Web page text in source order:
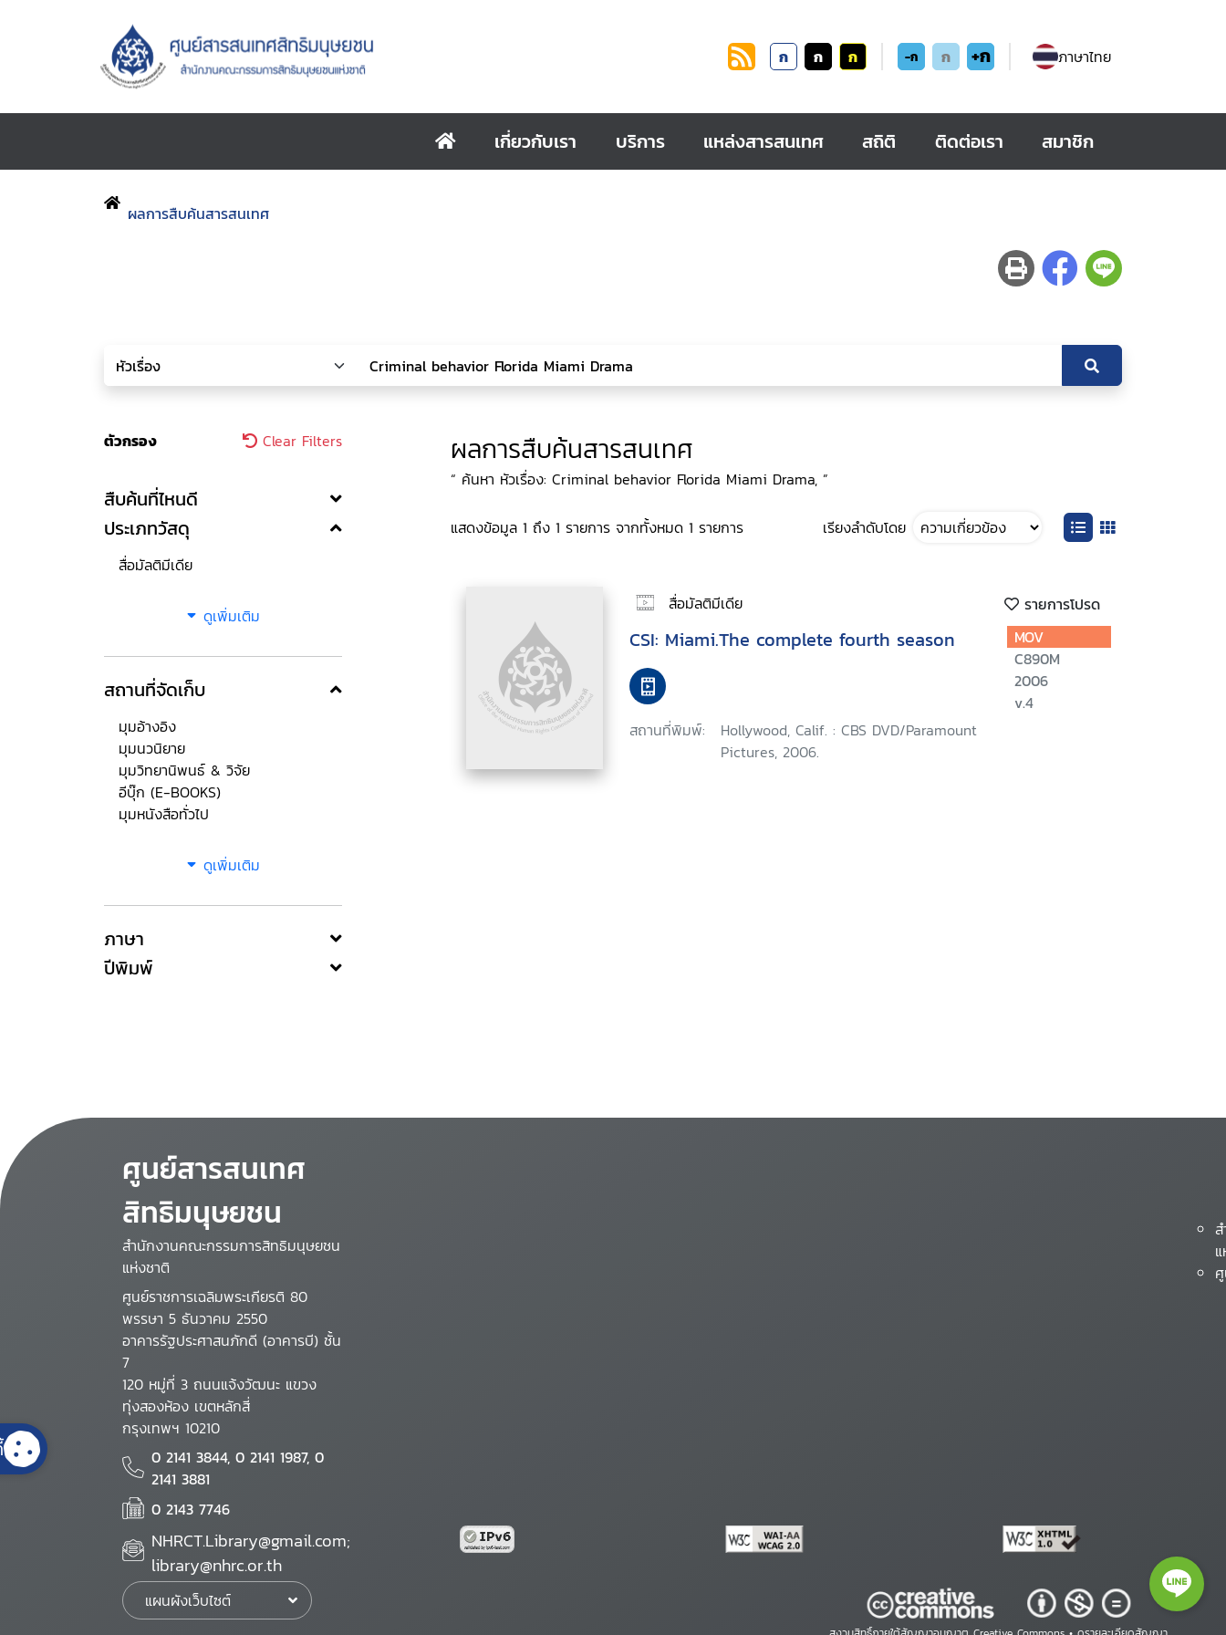
ก ก ก -ก ก +ก ภาษาไทย
เกี่ยวกับเรา บริการ แหล่งสารสนเทศ สถิติ ติดต่อเรา สมาชิก
ผลการสืบค้นสารสนเทศ
ตัวกรอง Clear Filters
สืบค้นที่ไหนดี
ประเภทวัสดุ
สื่อมัลติมีเดีย
ดูเพิ่มเติม
สถานที่จัดเก็บ
มุมอ้างอิง
มุมนวนิยาย
มุมวิทยานิพนธ์ & วิจัย
อีบุ๊ก (E-BOOKS)
มุมหนังสือทั่วไป
ดูเพิ่มเติม
ภาษา
ปีพิมพ์
ผลการสืบค้นสารสนเทศ
“ ค้นหา หัวเรื่อง: Criminal behavior Florida Miami Drama, ”
แสดงข้อมูล 1 ถึง 1 รายการ จากทั้งหมด 1 รายการ เรียงลำดับโดย
สื่อมัลติมีเดีย รายการโปรด
CSI: Miami.The complete fourth season
สถานที่พิมพ์:
Hollywood, Calif. : CBS DVD/Paramount
Pictures, 2006.
MOV
C890M
2006
v.4
ศูนย์สารสนเทศ
สิทธิมนุษยชน
สำนักงานคณะกรรมการสิทธิมนุษยชน
แห่งชาติ
ศูนย์ราชการเฉลิมพระเกียรติ 80
พรรษา 5 ธันวาคม 2550
อาคารรัฐประศาสนภักดี (อาคารบี) ชั้น
7
120 หมู่ที่ 3 ถนนแจ้งวัฒนะ แขวง
ทุ่งสองห้อง เขตหลักสี่
กรุงเทพฯ 10210
0 2141 3844, 0 2141 1987, 0
2141 3881
0 2143 7746
NHRCT.Library@gmail.com;
library@nhrc.or.th
แผนผังเว็บไซต์